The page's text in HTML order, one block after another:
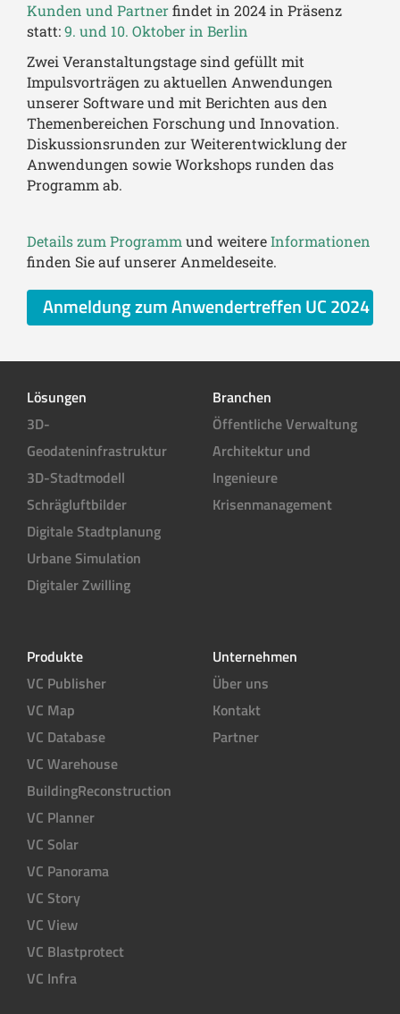
Kunden und Partnerfindet in 2024 in Präsenz
statt:9. und 10. Oktober in Berlin
Zwei Veranstaltungstage sind gefüllt mit
Impulsvorträgen zu aktuellen Anwendungen
unserer Software und mit Berichten aus den
Themenbereichen Forschung und Innovation.
Diskussionsrunden zur Weiterentwicklung der
Anwendungen sowie Workshops runden das
Programm ab.
Details zum Programm und weitereInformationen
finden Sie auf unserer Anmeldeseite.
Anmeldung zum Anwendertreffen UC 2024
Lösungen
3D-
Geodateninfrastruktur
3D-Stadtmodell
Schrägluftbilder
Digitale Stadtplanung
Urbane Simulation
Digitaler Zwilling
Branchen
Öffentliche Verwaltung
Architektur und
Ingenieure
Krisenmanagement
Produkte
VC Publisher
VC Map
VC Database
VC Warehouse
BuildingReconstruction
VC Planner
VC Solar
VC Panorama
VC Story
VC View
VC Blastprotect
VC Infra
Unternehmen
Über uns
Kontakt
Partner